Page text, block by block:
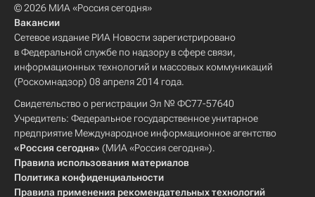
© 2026 МИА «Россия сегодня»
Вакансии
Сетевое издание РИА Новости зарегистрировано
в Федеральной службе по надзору в сфере связи,
информационных технологий и массовых коммуникаций
(Роскомнадзор) 08 апреля 2014 года.
Свидетельство о регистрации Эл № ФС77-57640
Учредитель: Федеральное государственное унитарное
предприятие Международное информационное агентство
«Россия сегодня» (МИА «Россия сегодня»).
Правила использования материалов
Политика конфиденциальности
Правила применения рекомендательных технологий